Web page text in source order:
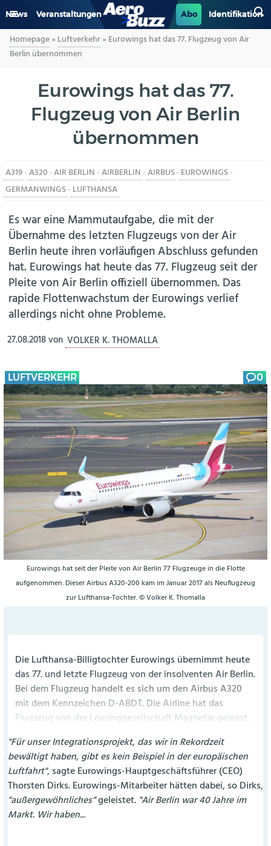
News Veranstaltungen Abo Identifikation
GENERAL AVIATION
LUFTVERKEHR
INDUSTRIE
BERUFE
AERO-KULTUR
Homepage»Luftverkehr»Eurowings hat das 77. Flugzeug von Air
Berlin übernommen
Eurowings hat das 77.
Flugzeug von Air Berlin
übernommen
A319-A320 -AIR BERLIN -AIRBERLIN -AIRBUS- EUROWINGS-
GERMANWINGS- LUFTHANSA
Es war eine Mammutaufgabe, die mit der
Übernahme des letzten Flugzeugs von der Air
Berlin heute ihren vorläufigen Abschluss gefunden
hat. Eurowings hat heute das 77. Flugzeug seit der
Pleite von Air Berlin offiziell übernommen. Das
rapide Flottenwachstum der Eurowings verlief
allerdings nicht ohne Probleme.
27.08.2018von VOLKER K. THOMALLA
LUFTVERKEHR 0
Eurowings hat seit der Pleite von Air Berlin 77 Flugzeuge in die Flotte
aufgenommen. Dieser Airbus A320-200 kam im Januar 2017 als Neuflugzeug
zur Lufthansa-Tochter. © Volker K. Thomalla
Die Lufthansa-Billigtochter Eurowings übernimmt heute
das 77. und letzte Flugzeug von der insolventen Air Berlin.
Bei dem Flugzeug handelt es sich um den Airbus A320
mit dem Kennzeichen D-ABDT. Die Airline hat das
Flugzeug von der Leasinggesellschaft Magnetar geleast.
"Für unser Integrationsprojekt, das wir in Rekordzeit
bewältigt haben, gibt es kein Beispiel in der europäischen
Luftfahrt", sagte Eurowings-Hauptgeschäftsführer (CEO)
Thorsten Dirks. Eurowings-Mitarbeiter hätten dabei, so Dirks,
"außergewöhnliches“geleistet. "Air Berlin war 40 Jahre im
Markt. Wir haben...